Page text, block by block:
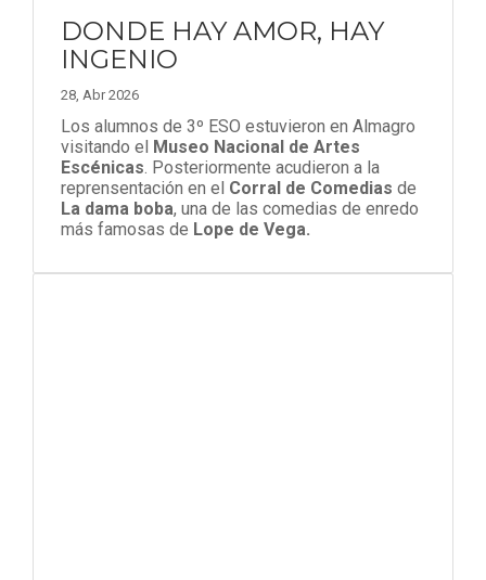
DONDE HAY AMOR, HAY
INGENIO
28, Abr 2026
Los alumnos de 3º ESO estuvieron en Almagro
visitando el Museo Nacional de Artes
Escénicas. Posteriormente acudieron a la
reprensentación en el Corral de Comedias de
La dama boba, una de las comedias de enredo
más famosas de Lope de Vega.